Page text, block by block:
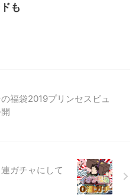
も
福袋2019プリンセスビュ
ガチャにして